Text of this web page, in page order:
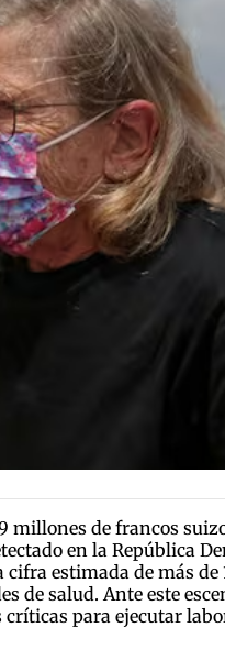
millones de francos
en la República
estimada de más de
de salud. Ante este
para ejecutar